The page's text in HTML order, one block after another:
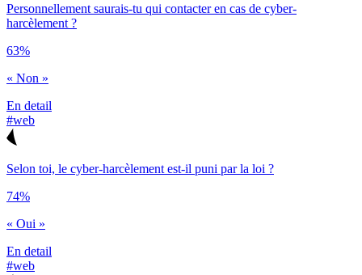
Personnellement saurais-tu qui contacter en cas de cyber-
harcèlement ?
63%
« Non »
En detail
#web
Selon toi, le cyber-harcèlement est-il puni par la loi ?
74%
« Oui »
En detail
#web